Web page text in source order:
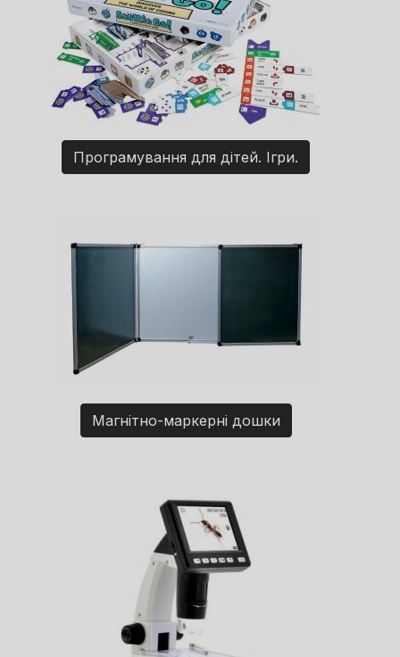
Програмування для дітей. Ігри.
Магнітно-маркерні дошки